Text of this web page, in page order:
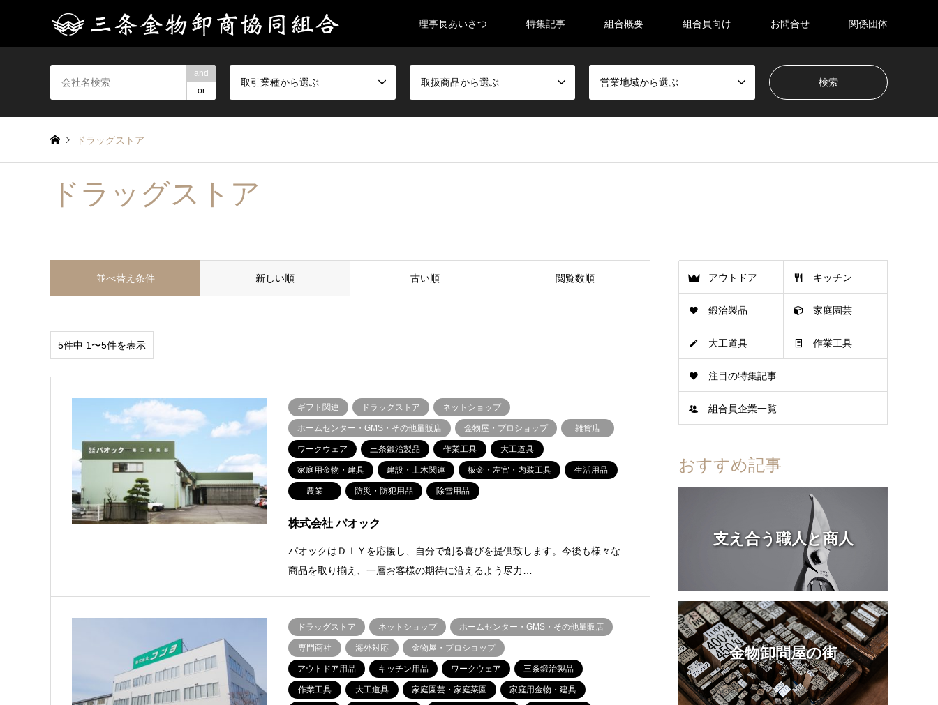
理事長あいさつ 特集記事 組合概要 組合員向け お問合せ 関係団体
and
or
取引業種から選ぶ 取扱商品から選ぶ 営業地域から選ぶ
ドラッグストア
ドラッグストア
並べ替え条件 新しい順 古い順 閲覧数順
5件中 1〜5件を表示
ギフト関連 ドラッグストア ネットショップ
ホームセンター・GMS・その他量販店 金物屋・プロショップ 雑貨店
ワークウェア 三条鍛治製品 作業工具 大工道具
家庭用金物・建具 建設・土木関連 板金・左官・内装工具 生活用品
農業 防災・防犯用品 除雪用品
株式会社 パオック
パオックはＤＩＹを応援し、自分で創る喜びを提供致します。今後も様々な
商品を取り揃え、一層お客様の期待に沿えるよう尽力…
ドラッグストア ネットショップ ホームセンター・GMS・その他量販店
専門商社 海外対応 金物屋・プロショップ
アウトドア用品 キッチン用品 ワークウェア 三条鍛治製品
作業工具 大工道具 家庭園芸・家庭菜園 家庭用金物・建具
アウトドア キッチン
鍛治製品 家庭園芸
大工道具 作業工具
注目の特集記事
組合員企業一覧
おすすめ記事
支え合う職人と商人
金物卸問屋の街